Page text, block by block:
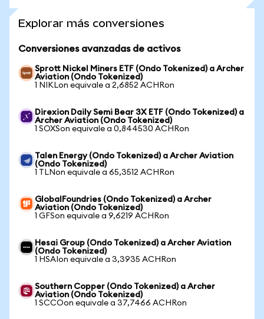
Explorar más conversiones
Conversiones avanzadas de activos
Sprott Nickel Miners ETF (Ondo Tokenized) a Archer
Aviation (Ondo Tokenized)
1 NIKLon equivale a 2,6852 ACHRon
Direxion Daily Semi Bear 3X ETF (Ondo Tokenized) a
Archer Aviation (Ondo Tokenized)
1 SOXSon equivale a 0,844530 ACHRon
Talen Energy (Ondo Tokenized) a Archer Aviation
(Ondo Tokenized)
1 TLNon equivale a 65,3512 ACHRon
GlobalFoundries (Ondo Tokenized) a Archer
Aviation (Ondo Tokenized)
1 GFSon equivale a 9,6219 ACHRon
Hesai Group (Ondo Tokenized) a Archer Aviation
(Ondo Tokenized)
1 HSAIon equivale a 3,3935 ACHRon
Southern Copper (Ondo Tokenized) a Archer
Aviation (Ondo Tokenized)
1 SCCOon equivale a 37,7466 ACHRon